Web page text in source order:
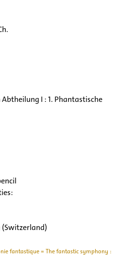
I : 1. Phantastische
fantastique = The fantastic symphony :